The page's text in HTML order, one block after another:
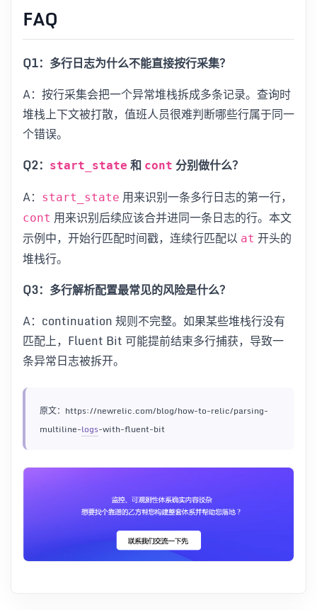
FAQ
Q1：多行日志为什么不能直接按行采集？
A：按行采集会把一个异常堆栈拆成多条记录。查询时
堆栈上下文被打散，值班人员很难判断哪些行属于同一
个错误。
Q2： start_state 和 cont 分别做什么？
A：
start_state 用来识别一条多行日志的第一行，
cont 用来识别后续应该合并进同一条日志的行。本文
示例中，开始行匹配时间戳，连续行匹配以 at 开头的
堆栈行。
Q3：多行解析配置最常见的风险是什么？
A：continuation 规则不完整。如果某些堆栈行没有
匹配上，Fluent Bit 可能提前结束多行捕获，导致一
条异常日志被拆开。
原文：https://newrelic.com/blog/how-to-relic/parsing-
multiline-logs-with-fluent-bit